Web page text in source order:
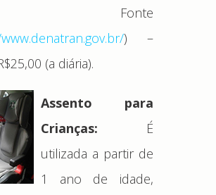
Fonte
) –
(a diária).
Assento para
Crianças: É
utilizada a partir de
1 ano de idade,